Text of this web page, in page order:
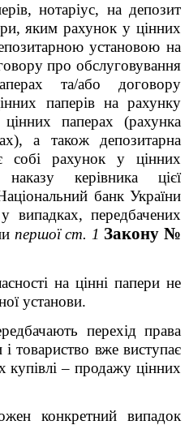
нотаріус, на депозит
яким рахунок у цінних
установою на
про обслуговування
та/або договору
паперів на рахунку
паперах (рахунка
а також депозитарна
собі рахунок у цінних
керівника цієї
банк України
передбачених
першої ст. 1 Закону №
на цінні папери не
установи.
перехід права
і товариство вже виступає
купівлі – продажу цінних
конкретний випадок